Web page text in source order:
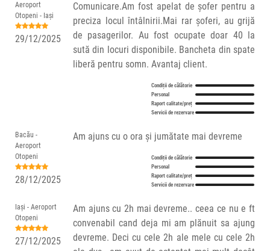
Aeroport
Otopeni - Iași
29/12/2025
Comunicare.Am fost apelat de șofer pentru a
preciza locul întâlnirii.Mai rar șoferi, au grijă
de pasagerilor. Au fost ocupate doar 40 la
sută din locuri disponibile. Bancheta din spate
liberă pentru somn. Avantaj client.
Condiții de călătorie
Personal
Raport calitate/preț
Servicii de rezervare
Bacău -
Aeroport
Otopeni
28/12/2025
Am ajuns cu o ora și jumătate mai devreme
Condiții de călătorie
Personal
Raport calitate/preț
Servicii de rezervare
Iași - Aeroport
Otopeni
27/12/2025
Am ajuns cu 2h mai devreme.. ceea ce nu e ft
convenabil cand deja mi am plănuit sa ajung
devreme. Deci cu cele 2h ale mele cu cele 2h